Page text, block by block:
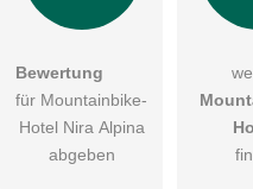
öffentliche Frage stellen
Bitte beachten Sie,
Bewertung
für Mountainbike-
Hotel Nira Alpina
abgeben